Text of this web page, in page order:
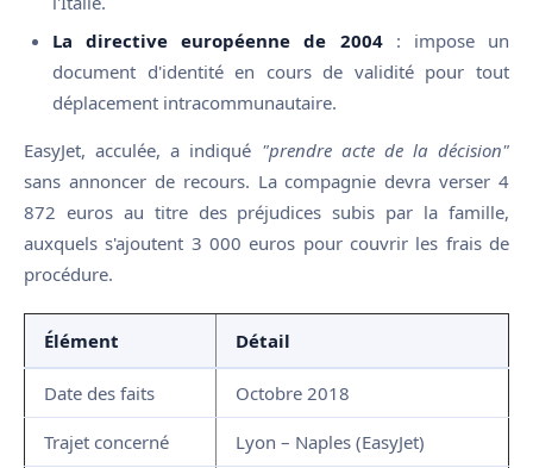
La directive européenne de 2004: impose un
document d'identité en cours de validité pour tout
déplacement intracommunautaire.
EasyJet, acculée, a indiqué "prendre acte de la décision"
sans annoncer de recours. La compagnie devra verser 4
872 euros au titre des préjudices subis par la famille,
auxquels s'ajoutent 3 000 euros pour couvrir les frais de
procédure.
Élément Détail
Date des faits Octobre 2018
Trajet concerné Lyon – Naples (EasyJet)